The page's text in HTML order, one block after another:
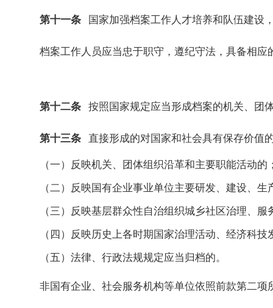
第十一条 国家加强档案工作人才培养和队伍建设
档案工作人员应当忠于职守，遵纪守法，具备相
第十二条 按照国家规定应当形成档案的机关、团
第十三条 直接形成的对国家和社会具有保存价值
（一）反映机关、团体组织沿革和主要职能活动的
（二）反映国有企业事业单位主要研发、建设、
（三）反映基层群众性自治组织城乡社区治理、服
（四）反映历史上各时期国家治理活动、经济科
（五）法律、行政法规规定应当归档的。
非国有企业、社会服务机构等单位依照前款第二项